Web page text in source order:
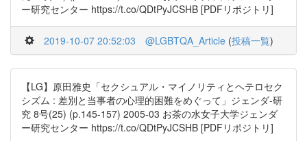
ー研究センター https://t.co/QDtPyJCSHB [PDFリポジトリ]
2019-10-07 20:52:03 @LGBTQA_Article (投稿一覧)
【LG】原田雅史「セクシュアル・マイノリティとヘテロセク
シズム : 差別と当事者の心理的困難をめぐって」ジェンダ-研
究 8号(25) (p.145-157) 2005-03 お茶の水女子大学ジェンダ
ー研究センター https://t.co/QDtPyJCSHB [PDFリポジトリ]